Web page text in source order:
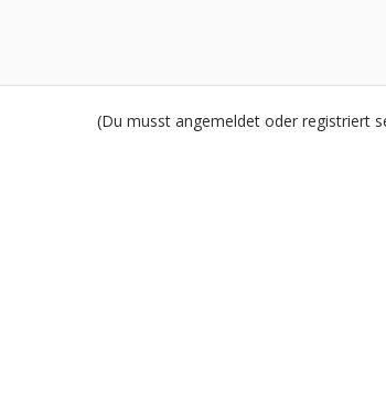
(Du musst angemeldet oder registriert